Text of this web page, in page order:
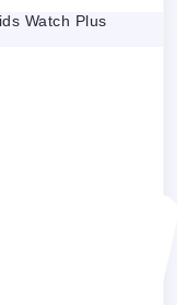
Watch Plus